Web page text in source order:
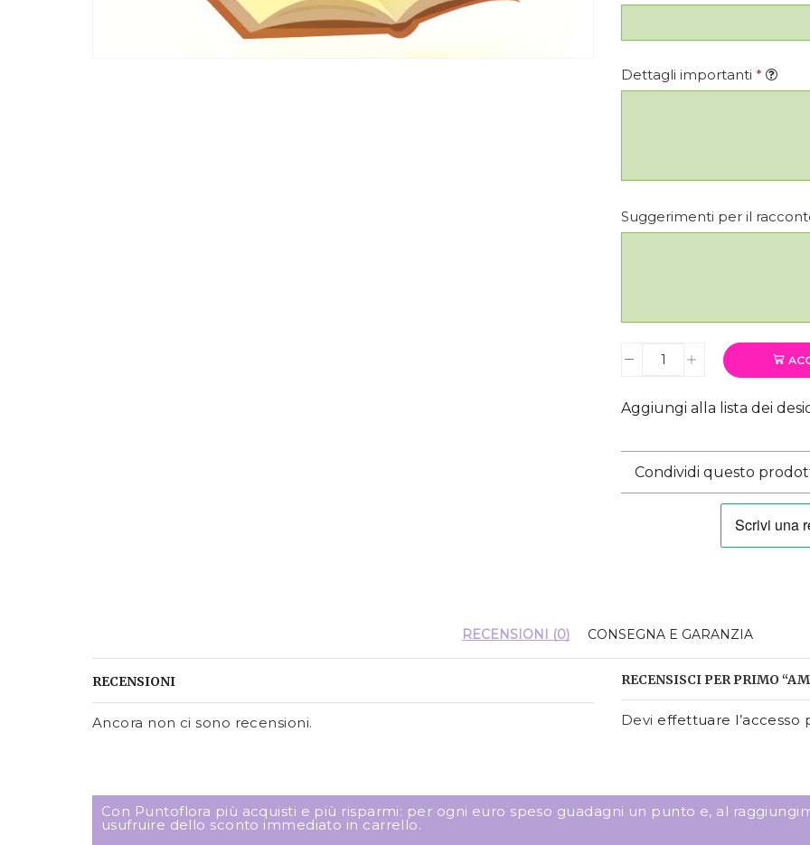
Dettagli importanti *
Suggerimenti per il
Quantity
Aggiungi alla lista dei
Condividi questo
RECENSIONI (0) CONSEGNA E GARANZIA
RECENSIONI
Ancora non ci sono recensioni.
RECENSISCI PER PRIMO
Devi effettuare l’accesso
Con Puntoflora più acquisti e più risparmi: per ogni euro speso guadagni un punto e, al
usufruire dello sconto immediato in carrello.